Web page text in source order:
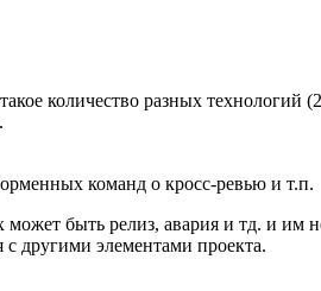
количество разных
команд о кросс-ревью и т.п.
быть релиз, авария и тд. и
с другими элементами проекта.